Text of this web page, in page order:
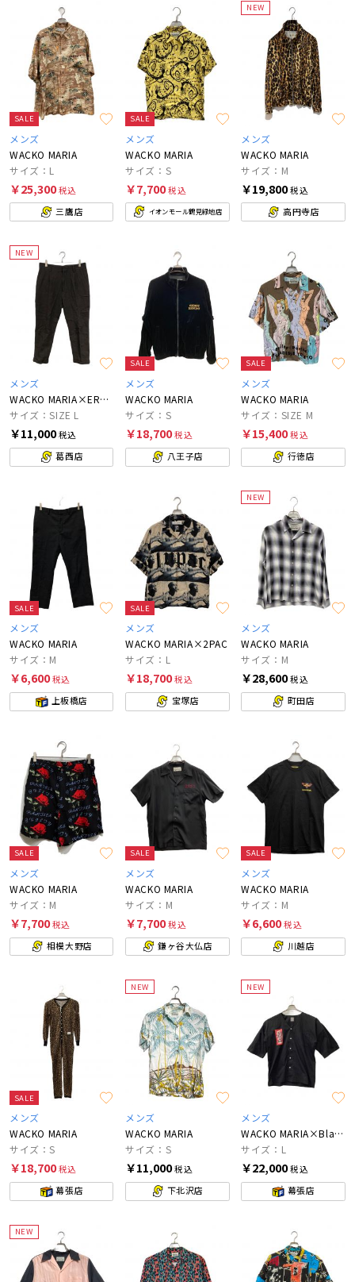
SALE
メンズ
WACKO MARIA
サイズ：L
￥25,300税込
三鷹店
SALE
メンズ
WACKO MARIA
サイズ：S
￥7,700税込
イオンモール鶴見緑地店
NEW
メンズ
WACKO MARIA
サイズ：M
￥19,800税込
高円寺店
NEW
メンズ
WACKO MARIA×ERMENEGILDO ZEGNA
サイズ：SIZE L
￥11,000税込
葛西店
SALE
メンズ
WACKO MARIA
サイズ：S
￥18,700税込
八王子店
SALE
メンズ
WACKO MARIA
サイズ：SIZE M
￥15,400税込
行徳店
SALE
メンズ
WACKO MARIA
サイズ：M
￥6,600税込
上板橋店
SALE
メンズ
WACKO MARIA×2PAC
サイズ：L
￥18,700税込
宝塚店
NEW
メンズ
WACKO MARIA
サイズ：M
￥28,600税込
町田店
SALE
メンズ
WACKO MARIA
サイズ：M
￥7,700税込
相模大野店
SALE
メンズ
WACKO MARIA
サイズ：M
￥7,700税込
鎌ヶ谷大仏店
SALE
メンズ
WACKO MARIA
サイズ：M
￥6,600税込
川越店
SALE
メンズ
WACKO MARIA
サイズ：S
￥18,700税込
幕張店
NEW
メンズ
WACKO MARIA
サイズ：S
￥11,000税込
下北沢店
NEW
メンズ
WACKO MARIA×BlackEyePatch
サイズ：L
￥22,000税込
幕張店
NEW